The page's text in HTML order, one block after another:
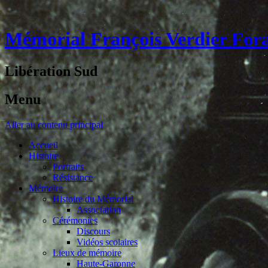
Mémorial François Verdier
Libération Sud
Menu
Aller au contenu principal
Accueil
Histoire
Portraits
Résistance
Mémoire
Histoire du Mémorial
Association
Cérémonies
Discours
Vidéos scolaires
Lieux de mémoire
Haute-Garonne